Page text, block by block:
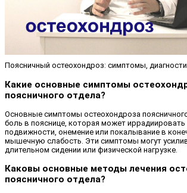
Поясничный остеохондроз: симптомы,
Какие основные симптомы
поясничного отдела?
Основные симптомы остеохондроза
боль в пояснице, которая может иррадиировать
подвижности, онемение или покалывание в
мышечную слабость. Эти симптомы могут
длительном сидении или физической нагрузке.
Каковы основные методы лечения
поясничного отдела?